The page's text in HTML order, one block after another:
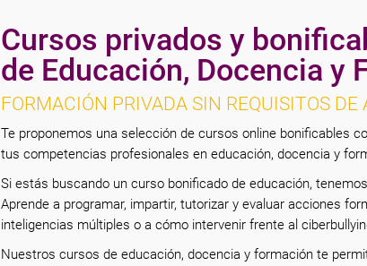
Cursos privados y
de Educación, Docencia y
FORMACIÓN PRIVADA SIN REQUISITOS DE
Te proponemos una selección de cursos online bonificables
tus competencias profesionales en educación, docencia y
Si estás buscando un curso bonificado de educación,
Aprende a programar, impartir, tutorizar y evaluar acciones
inteligencias múltiples o a cómo intervenir frente al
Nuestros cursos de educación, docencia y formación te